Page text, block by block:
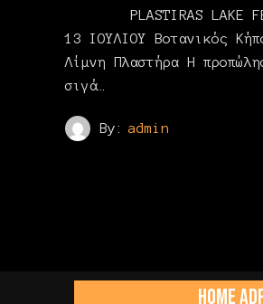
PLASTIRAS LAKE
13 ΙΟΥΛΙΟΥ Βοτανικός
Λίμνη Πλαστήρα Η
σιγά…
By: admin
HOME